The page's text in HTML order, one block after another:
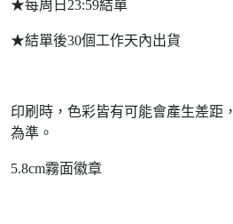
★每周日23:59結單
★結單後30個工作天內出貨
印刷時，色彩皆有可能會產生差距
為準。
5.8cm霧面徽章